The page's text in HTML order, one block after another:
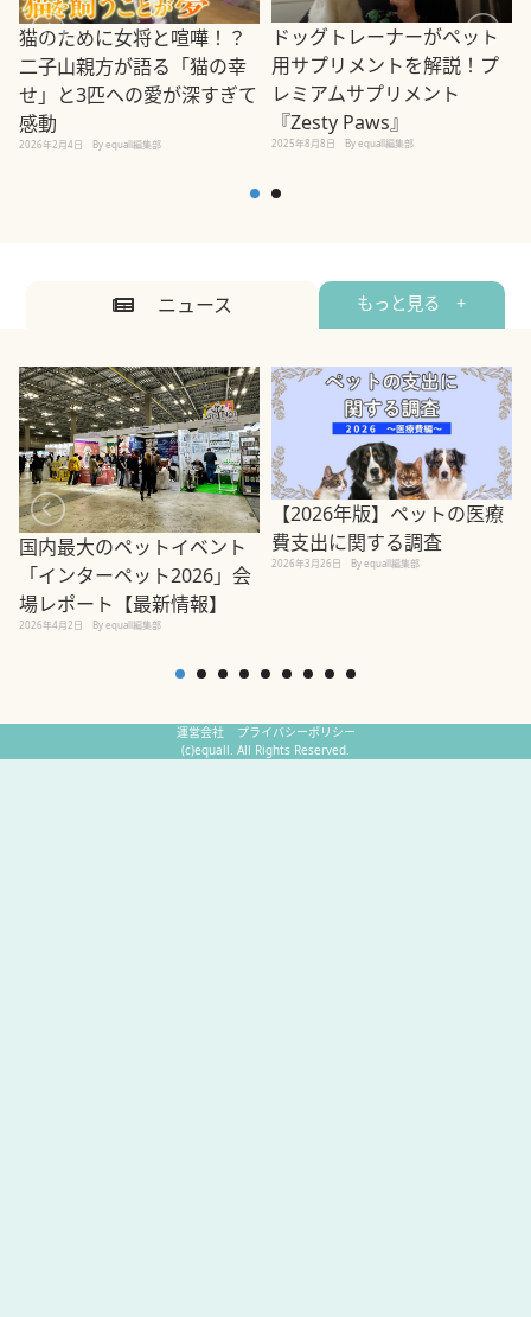
猫のために女将と喧嘩！？
二子山親方が語る「猫の幸
せ」と3匹への愛が深すぎて
感動
2026年2月4日 By equall編集部
ドッグトレーナーがペット
用サプリメントを解説！プ
レミアムサプリメント
『Zesty Paws』
2025年8月8日 By equall編集部
ニュース もっと見る +
国内最大のペットイベント
「インターペット2026」会
場レポート【最新情報】
2026年4月2日 By equall編集部
【2026年版】ペットの医療
費支出に関する調査
2026年3月26日 By equall編集部
運営会社
プライバシーポリシー
(c)equall. All Rights Reserved.